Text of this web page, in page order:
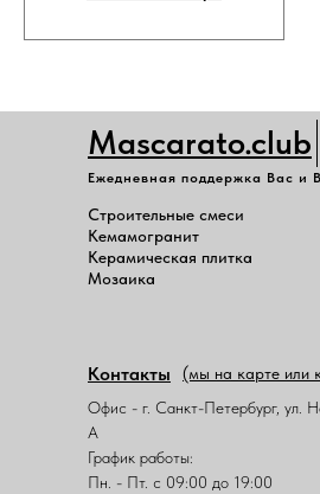
Ежедневная поддержка Вас и
Mascarato.club
Строительные смеси
Кемамогранит
Керамическая плитка
Мозаика
Контакты
Офис - г. Санкт-Петербург, ул.
А
График работы:
Пн. - Пт. с 09:00 до 19:00
(мы на карте или